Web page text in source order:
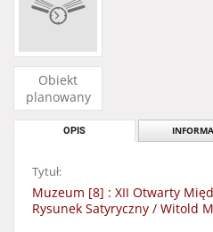
Obiekt
planowany
OPIS
Tytuł:
Muzeum [8] : XII Otwarty
Rysunek Satyryczny / Witold